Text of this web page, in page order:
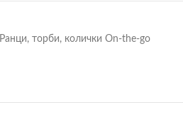
Ранци, торби, колички On-the-go